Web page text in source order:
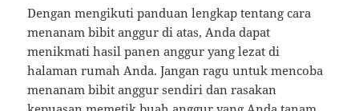
Dengan mengikuti panduan lengkap tentang cara
menanam bibit anggur di atas, Anda dapat
menikmati hasil panen anggur yang lezat di
halaman rumah Anda. Jangan ragu untuk mencoba
menanam bibit anggur sendiri dan rasakan